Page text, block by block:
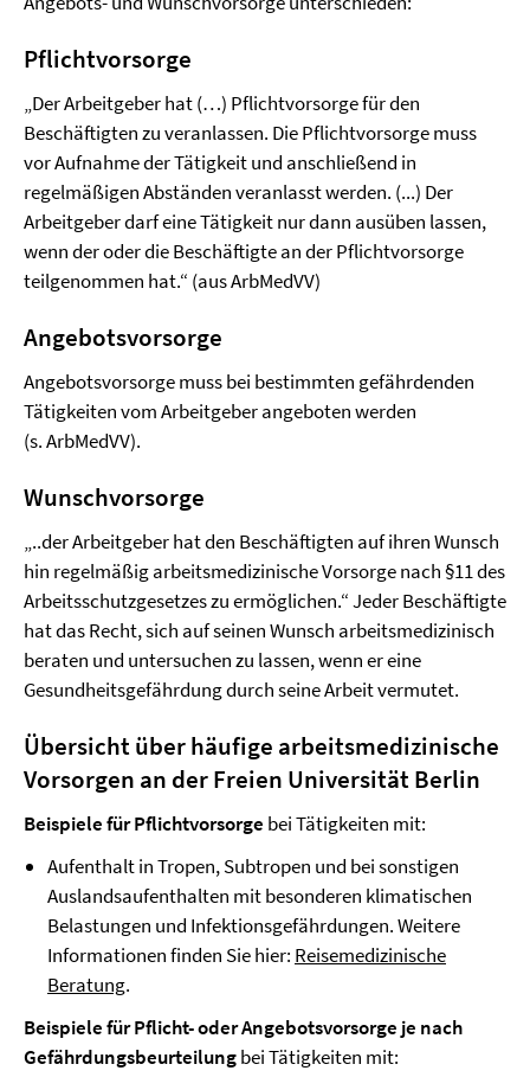
Pflichtvorsorge
„Der Arbeitgeber hat (…) Pflichtvorsorge für den
Beschäftigten zu veranlassen. Die Pflichtvorsorge muss
vor Aufnahme der Tätigkeit und anschließend in
regelmäßigen Abständen veranlasst werden. (...) Der
Arbeitgeber darf eine Tätigkeit nur dann ausüben lassen,
wenn der oder die Beschäftigte an der Pflichtvorsorge
teilgenommen hat.“ (aus ArbMedVV)
Angebotsvorsorge
Angebotsvorsorge muss bei bestimmten gefährdenden
Tätigkeiten vom Arbeitgeber angeboten werden
(s. ArbMedVV).
Wunschvorsorge
„..der Arbeitgeber hat den Beschäftigten auf ihren Wunsch
hin regelmäßig arbeitsmedizinische Vorsorge nach §11 des
Arbeitsschutzgesetzes zu ermöglichen.“ Jeder Beschäftigte
hat das Recht, sich auf seinen Wunsch arbeitsmedizinisch
beraten und untersuchen zu lassen, wenn er eine
Gesundheitsgefährdung durch seine Arbeit vermutet.
Übersicht über häufige arbeitsmedizinische
Vorsorgen an der Freien Universität Berlin
Beispiele für Pflichtvorsorge bei Tätigkeiten mit:
Aufenthalt in Tropen, Subtropen und bei sonstigen
Auslandsaufenthalten mit besonderen klimatischen
Belastungen und Infektionsgefährdungen. Weitere
Informationen finden Sie hier: Reisemedizinische
Beratung.
Beispiele für Pflicht- oder Angebotsvorsorge je nach
Gefährdungsbeurteilungbei Tätigkeiten mit: